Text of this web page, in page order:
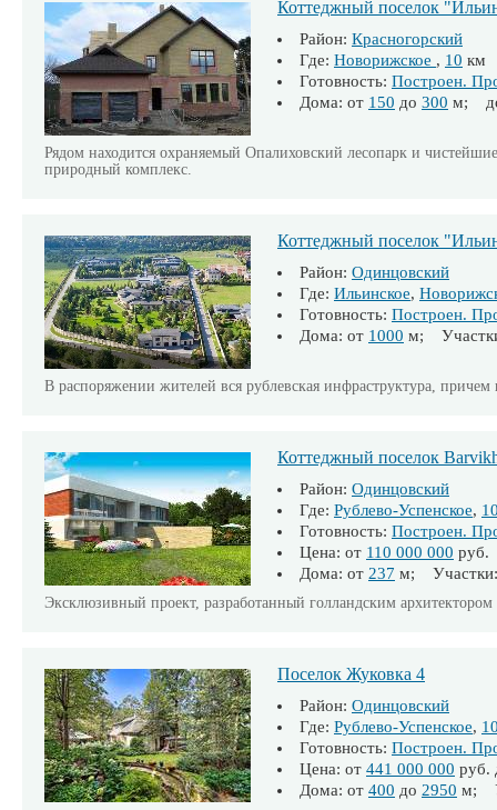
Коттеджный поселок
Район: Красногорский
Где: Новорижское , 10 км
Готовность: Построен.
Дома: от 150 до 300 м;
Рядом находится охраняемый Опалиховский лесопарк и
природный комплекс.
Коттеджный поселок
Район: Одинцовский
Где: Ильинское,
Готовность: Построен.
Дома: от 1000 м;
В распоряжении жителей вся рублевская инфраструктура,
Коттеджный поселок
Район: Одинцовский
Где: Рублево-Успенское,
Готовность: Построен.
Цена: от 110 000 000 руб.
Дома: от 237 м;
Эксклюзивный проект, разработанный голландским
Поселок Жуковка 4
Район: Одинцовский
Где: Рублево-Успенское,
Готовность: Построен.
Цена: от 441 000 000 руб.
Дома: от 400 до 2950 м;